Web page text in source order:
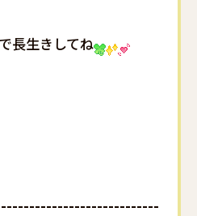
長生きしてね